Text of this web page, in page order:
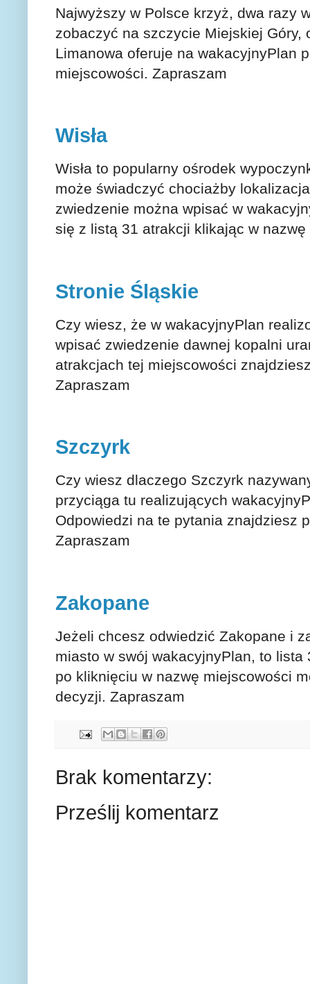
Najwyższy w Polsce krzyż, dwa razy
zobaczyć na szczycie Miejskiej Góry,
Limanowa oferuje na wakacyjnyPlan
miejscowości. Zapraszam
Wisła
Wisła to popularny ośrodek
może świadczyć chociażby
zwiedzenie można wpisać w
się z listą 31 atrakcji klikając w
Stronie Śląskie
Czy wiesz, że w wakacyjnyPlan
wpisać zwiedzenie dawnej kopalni
atrakcjach tej miejscowości
Zapraszam
Szczyrk
Czy wiesz dlaczego Szczyrk
przyciąga tu realizujących
Odpowiedzi na te pytania znajdziesz
Zapraszam
Zakopane
Jeżeli chcesz odwiedzić Zakopane i
miasto w swój wakacyjnyPlan, to
po kliknięciu w nazwę miejscowości
decyzji. Zapraszam
Brak komentarzy:
Prześlij komentarz